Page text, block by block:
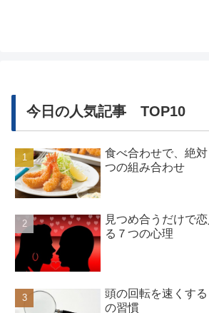
今日の人気記事 TOP10
食べ合わせで、絶
つの組み合わせ
見つめ合うだけで
る７つの心理
頭の回転を速くす
の習慣